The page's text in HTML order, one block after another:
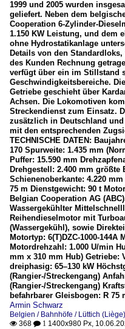
1999 und 2005 wurden
geliefert. Neben dem
Cooperation 6-Zylinder-
1.150 KW Leistung, und dem
ohne Hydrostatikanlage
Details von den
des Kunden Rechnung
verfügt über ein im Stillstand
Geschwindigkeitsbereiche.
Getriebe geschieht über
Achsen. Die Lokomotiven
Streckendienst zum Einsatz.
zusätzlich in Deutschland
mit den entsprechenden
TECHNISCHE DATEN:
170 Spurweite: 1.435 mm
Puffer: 15.590 mm
Drehgestell: 2.400 mm größte
Schienenoberkante: 4.220
75 m Dienstgewicht: 90 t
Belgian Cooperation AG
Wassergekühlter
Reihendieselmotor mit
(Wassergekühl), sowie
Motortyp: 6(T)DZC-1000-144A
Motordrehzahl: 1.000 U/min
mm x 310 mm Hub) Getriebe:
dreiphasig: 65–130 kW
(Rangier-/Streckengang)
(Rangier-/Streckengang)
befahrbarer Gleisbogen: R 75
Armin Schwarz
Belgien / Bahnhöfe / Lüttich (Liège)
 368  1 1400x980 Px,